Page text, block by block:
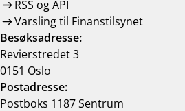
RSS og API
Varsling til Finanstilsynet
Besøksadresse:
Revierstredet 3
0151 Oslo
Postadresse:
Postboks 1187 Sentrum